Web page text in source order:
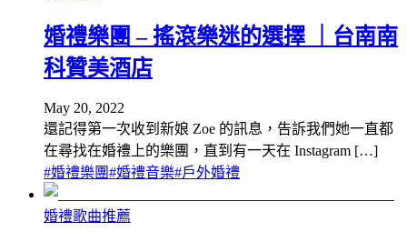
婚禮樂團 – 搖滾樂迷的選擇 ｜台南南
科贊美酒店
May 20, 2022
還記得第一次收到新娘 Zoe 的訊息，告訴我們她一直都
在尋找在婚禮上的樂團，直到有一天在 Instagram […]
#婚禮樂團#婚禮音樂#戶外婚禮
婚禮歌曲推薦